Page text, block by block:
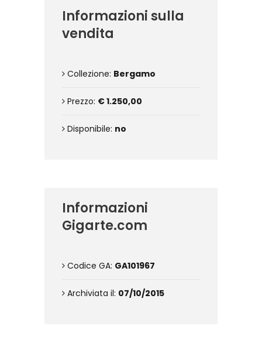
Informazioni sulla
vendita
Collezione: Bergamo
Prezzo: € 1.250,00
Disponibile: no
Informazioni
Gigarte.com
Codice GA: GA101967
Archiviata il: 07/10/2015